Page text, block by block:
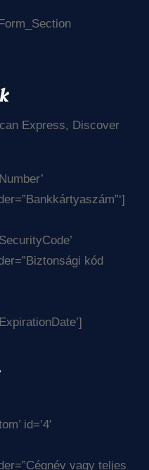
kód
id=’4′
vagy teljes